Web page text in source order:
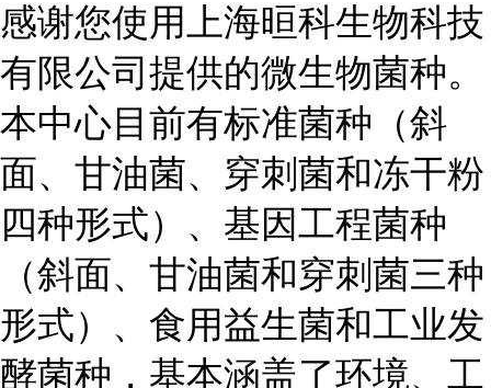
感谢您使用上海晅科生物科技
有限公司提供的微生物菌种。
本中心目前有标准菌种（斜
面、甘油菌、穿刺菌和冻干粉
四种形式）、基因工程菌种
（斜面、甘油菌和穿刺菌三种
形式）、食用益生菌和工业发
酵菌种，基本涵盖了环境、工